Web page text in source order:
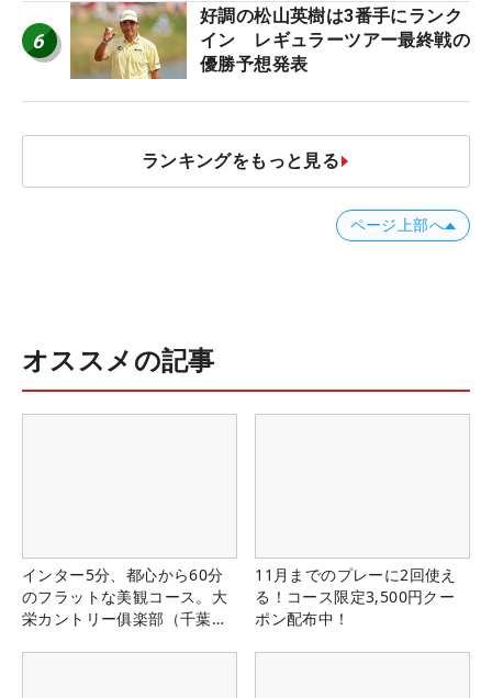
6
好調の松山英樹は3番手にランク
イン レギュラーツアー最終戦の
優勝予想発表
ランキングをもっと見る
ページ上部へ
オススメの記事
インター5分、都心から60分
のフラットな美観コース。大
栄カントリー俱楽部（千葉
11月までのプレーに2回使え
る！コース限定3,500円クー
ポン配布中！